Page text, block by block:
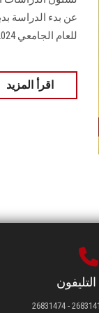
عن بدء الدراسة
للعام الجامعي 2024 /2025
اقرأ المزيد